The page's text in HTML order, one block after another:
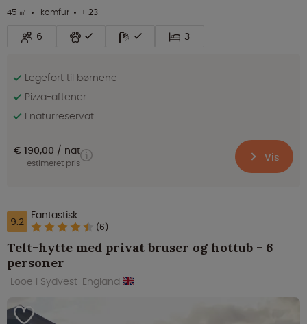
45 ㎡ komfur + 23
6 3
Legefort til børnene
Pizza-aftener
I naturreservat
€ 190,00 nat
estimeret pris Vis
9.2 Fantastisk
(6)
Telt-hytte med privat bruser og hottub - 6
personer
Looe i Sydvest-England